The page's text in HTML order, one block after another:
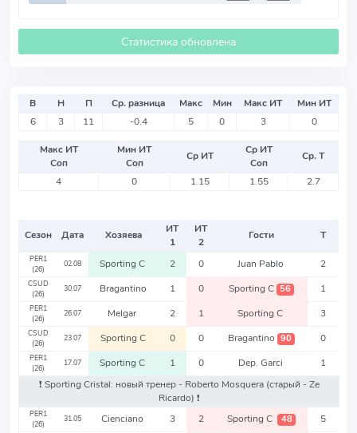
Статистика обновлена
В Н П Ср. разница Макс Мин Макс ИТ
Мин ИТ
6
3 11 -0.4 5 0 3 0
Макс ИТ
Соп
Мин ИТ
Соп
Ср ИТ
Ср ИТ
Соп
Ср. Т
4
0 1.15 1.55 2.7
Сезон Дата Хозяева
ИТ
1
ИТ
2
Гости Т
PER1
(26)
02.08 Sporting C 2 0 Juan Pablo 2
CSUD
(26)
30.07 Bragantino 1 0 Sporting C 56 1
PER1
(26)
26.07 Melgar 2 1 Sporting C 3
CSUD
(26)
23.07 Sporting C 0 0 Bragantino 90 0
PER1
(26)
17.07 Sporting C 1 0 Dep. Garci
1
❗️ Sporting Cristal: новый тренер - Roberto Mosquera (старый - Ze
Ricardo) ❗️
PER1
(26)
31.05 Cienciano 3 2 Sporting C 48 5